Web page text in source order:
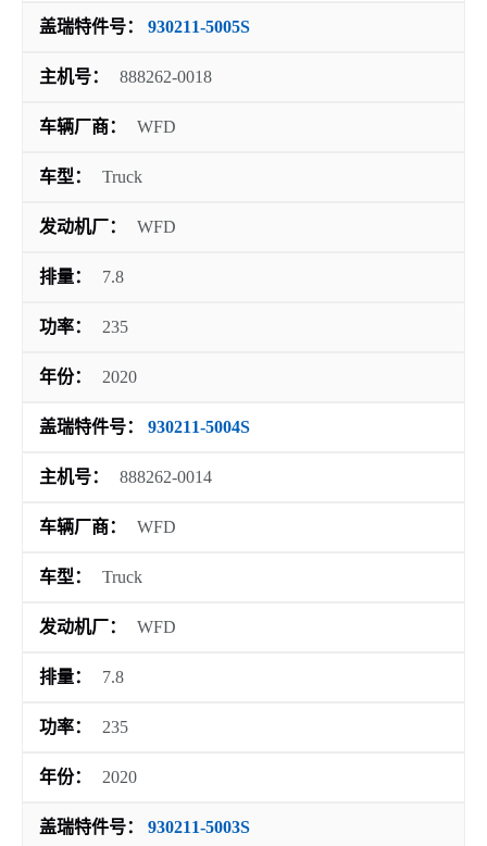
盖瑞特件号： 930211-5005S
主机号： 888262-0018
车辆厂商： WFD
车型： Truck
发动机厂： WFD
排量： 7.8
功率： 235
年份： 2020
盖瑞特件号： 930211-5004S
主机号： 888262-0014
车辆厂商： WFD
车型： Truck
发动机厂： WFD
排量： 7.8
功率： 235
年份： 2020
盖瑞特件号： 930211-5003S